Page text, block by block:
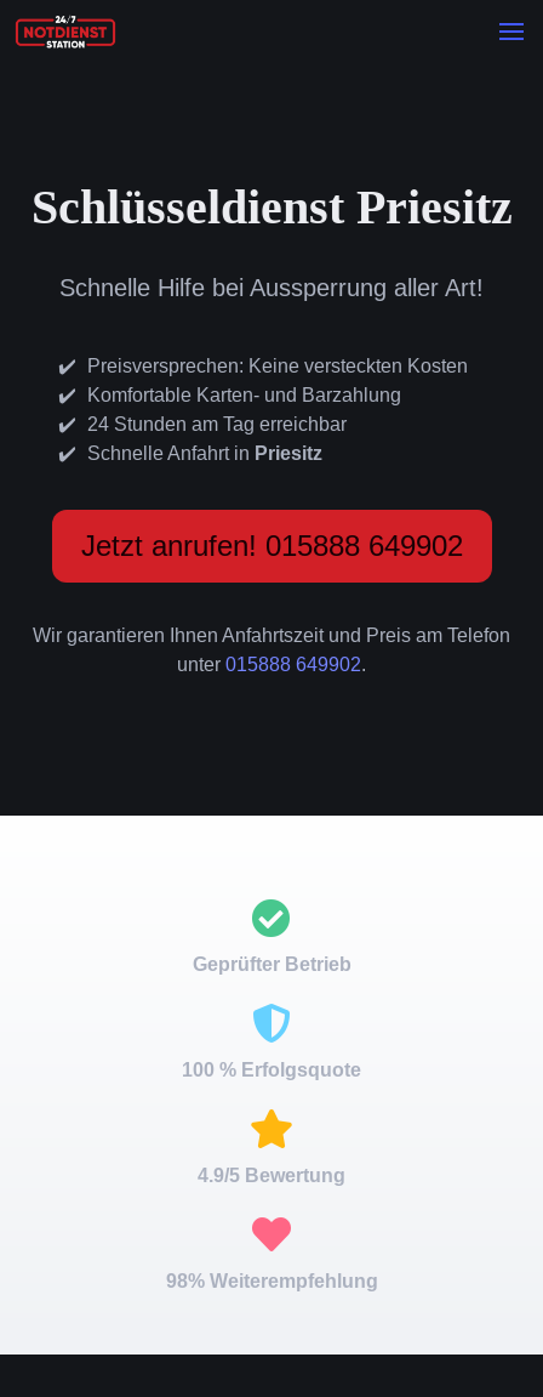
Schlüsseldienst Priesitz
Schnelle Hilfe bei Aussperrung aller Art!
Preisversprechen: Keine versteckten Kosten
Komfortable Karten- und Barzahlung
24 Stunden am Tag erreichbar
Schnelle Anfahrt in Priesitz
Jetzt anrufen! 015888 649902
Wir garantieren Ihnen Anfahrtszeit und Preis am Telefon
unter 015888 649902.
Geprüfter Betrieb
100 % Erfolgsquote
4.9/5 Bewertung
98% Weiterempfehlung